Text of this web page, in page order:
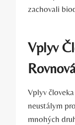
zachovali
Vplyv
Vplyv
neustálym
mnohých